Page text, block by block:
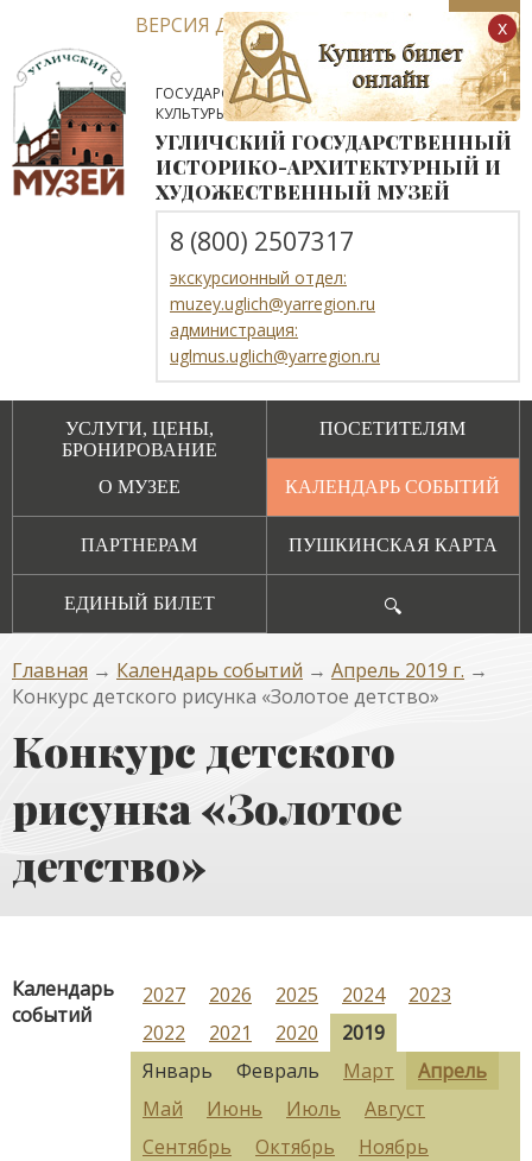
ВЕРСИЯ ДЛЯ СЛАБОВИДЯЩИХ
ГОСУДАРСТВЕННОЕ АВТОНОМНОЕ УЧРЕЖДЕНИЕ
КУЛЬТУРЫ ЯРОСЛАВСКОЙ ОБЛАСТИ
УГЛИЧСКИЙ ГОСУДАРСТВЕННЫЙ
ИСТОРИКО-АРХИТЕКТУРНЫЙ И
ХУДОЖЕСТВЕННЫЙ МУЗЕЙ
8 (800) 2507317
экскурсионный отдел:
muzey.uglich@yarregion.ru
администрация:
uglmus.uglich@yarregion.ru
УСЛУГИ, ЦЕНЫ,
БРОНИРОВАНИЕ
ПОСЕТИТЕЛЯМ
О МУЗЕЕ КАЛЕНДАРЬ СОБЫТИЙ
ПАРТНЕРАМ ПУШКИНСКАЯ КАРТА
ЕДИНЫЙ БИЛЕТ 🔍
Главная → Календарь событий → Апрель 2019 г. →
Конкурс детского рисунка «Золотое детство»
Конкурс детского
рисунка «Золотое
детство»
Календарь
событий
2027 2026 2025 2024
2023
2022
2021 2020
2019
Январь
Февраль Март
Апрель
Май
Июнь Июль
Август
Сентябрь
Октябрь
Ноябрь
x